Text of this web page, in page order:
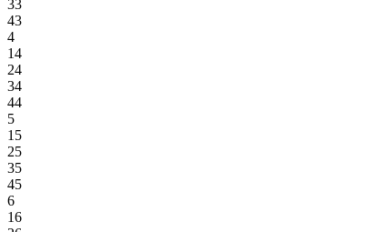
33
43
4
14
24
34
44
5
15
25
35
45
6
16